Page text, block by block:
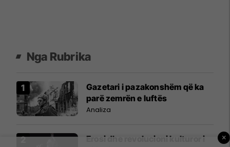
Nga Rubrika
Gazetari i pazakonshëm që ka
parë zemrën e luftës
Analiza
Erosi dhe revolucioni kulturor i
×